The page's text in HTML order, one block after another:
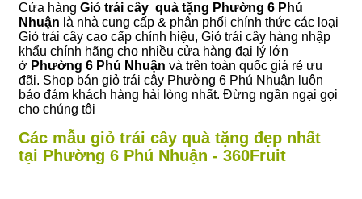
Cửa hàng Giỏ trái cây quà tặng Phường 6 Phú
Nhuận là nhà cung cấp & phân phối chính thức các loại
Giỏ trái cây cao cấp chính hiệu, Giỏ trái cây hàng nhập
khẩu chính hãng cho nhiều cửa hàng đại lý lớn
ở Phường 6 Phú Nhuận và trên toàn quốc giá rẻ ưu
đãi. Shop bán giỏ trái cây Phường 6 Phú Nhuận luôn
bảo đảm khách hàng hài lòng nhất. Đừng ngần ngại gọi
cho chúng tôi
Các mẫu giỏ trái cây quà tặng đẹp nhất
tại Phường 6 Phú Nhuận - 360Fruit